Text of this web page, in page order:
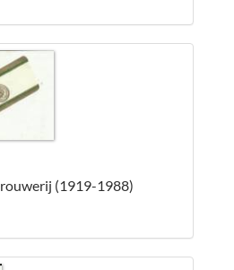
(1919-1988)